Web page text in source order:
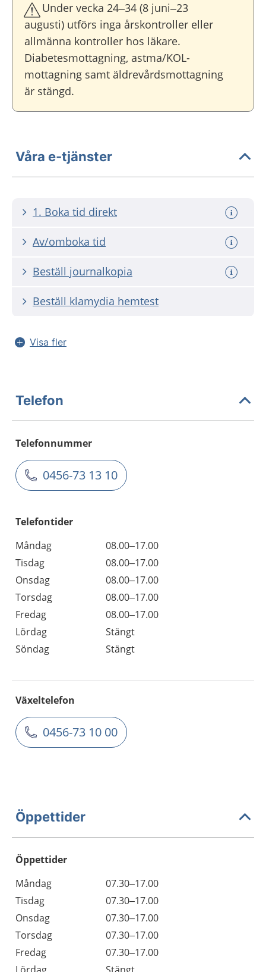
Under vecka 24–34 (8 juni–23
augusti) utförs inga årskontroller eller
allmänna kontroller hos läkare.
Diabetesmottagning, astma/KOL-
mottagning samt äldrevårdsmottagning
är stängd.
Våra e-tjänster
1. Boka tid direkt
Av/omboka tid
Beställ journalkopia
Beställ klamydia hemtest
Visa fler
Telefon
Telefonnummer
0456-73 13 10
Telefontider
Måndag
08.00–17.00
Tisdag
08.00–17.00
Onsdag
08.00–17.00
Torsdag
08.00–17.00
Fredag
08.00–17.00
Lördag
Stängt
Söndag
Stängt
Växeltelefon
0456-73 10 00
Öppettider
Öppettider
Dag
Öppettider
Kommentarer
Måndag
07.30–17.00
Tisdag
07.30–17.00
Onsdag
07.30–17.00
Torsdag
07.30–17.00
Fredag
07.30–17.00